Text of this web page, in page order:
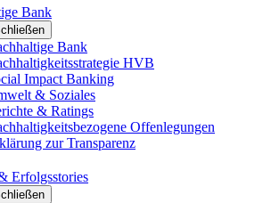
Bank
Bank
HVB
Impact Banking
& Soziales
& Ratings
Offenlegungen
zur Transparenz
Erfolgsstories